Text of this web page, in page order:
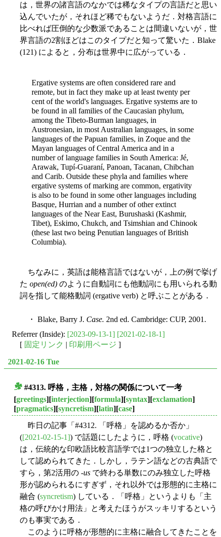
は，世界の諸言語のなかでは稀なタイプの言語だと思い
込んでいたが，それほど稀でもないようだ．対格言語に
比べれば圧倒的な少数派であることは間違いないが，世
界言語の2割ほどはこのタイプだと知って驚いた．Blake
(121) によると，分布は世界中に広がっている．
Ergative systems are often considered rare and
remote, but in fact they make up at least twenty per
cent of the world's languages. Ergative systems are to
be found in all families of the Caucasian phylum,
among the Tibeto-Burman languages, in
Austronesian, in most Australian languages, in some
languages of the Papuan families, in Zoque and the
Mayan languages of Central America and in a
number of language families in South America: Jé,
Arawak, Tupí-Guaraní, Panoan, Tacanan, Chibchan
and Carib. Outside these phyla and families where
ergative systems of marking are common, ergativity
is also to be found in some other languages including
Basque, Hurrian and a number of other extinct
languages of the Near East, Burushaski (Kashmir,
Tibet), Eskimo, Chukch, and Tsimshian and Chinook
(these last two being Penutian languages of British
Columbia).
ちなみに，英語は能格言語ではないが，上の例で挙げ
た open(ed) のように自動詞にも他動詞にも用いられる動
詞を指して能格動詞 (ergative verb) と呼ぶことがある．
・ Blake, Barry J. Case. 2nd ed. Cambridge: CUP, 2001.
Referrer (Inside): [2023-09-13-1] [2021-02-18-1]
[ 固定リンク | 印刷用ページ ]
2021-02-16 Tue
#4313. 呼格，主格，対格の関係について一考
[greetings][interjection][formula][syntax][exclamation]
[pragmatics][syncretism][latin][case]
昨日の記事「#4312. 「呼格」を認めるか否か」
([2021-02-15-1]) で話題にしたように，呼格 (vocative)
は，伝統的な印欧語比較言語学では1つの独立した格と
して認められてきた．しかし，ラテン語などの古典語で
すら，第2活用の -us で終わる単数にのみ独立した呼格
形が認められるにすぎず，それ以外では形態的に主格に
融合 (syncretism) している．「呼格」というよりも「主
格の呼びかけ用法」と考えたほうがスッキリするという
のも事実である．
このように呼格が形態的に主格に融合してきたことを